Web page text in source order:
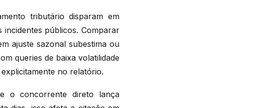
tributário disparam em
públicos. Comparar
ajuste sazonal subestima ou
queries de baixa volatilidade
no relatório.
o concorrente direto lança